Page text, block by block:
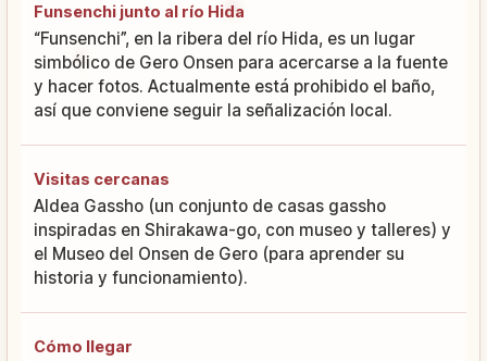
Funsenchi junto al río Hida
“Funsenchi”, en la ribera del río Hida, es un lugar
simbólico de Gero Onsen para acercarse a la fuente
y hacer fotos. Actualmente está prohibido el baño,
así que conviene seguir la señalización local.
Visitas cercanas
Aldea Gassho (un conjunto de casas gassho
inspiradas en Shirakawa-go, con museo y talleres) y
el Museo del Onsen de Gero (para aprender su
historia y funcionamiento).
Cómo llegar